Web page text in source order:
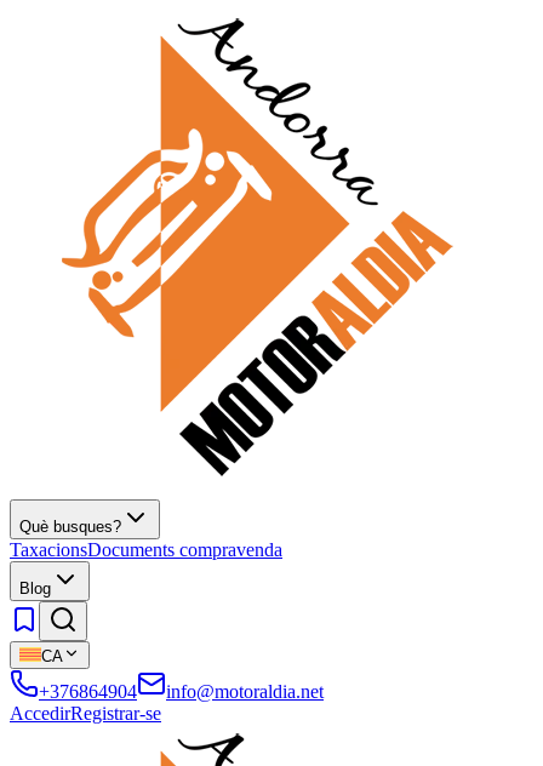
Què busques?
TaxacionsDocuments compravenda
Blog
CA
+376864904
info@motoraldia.net
AccedirRegistrar-se